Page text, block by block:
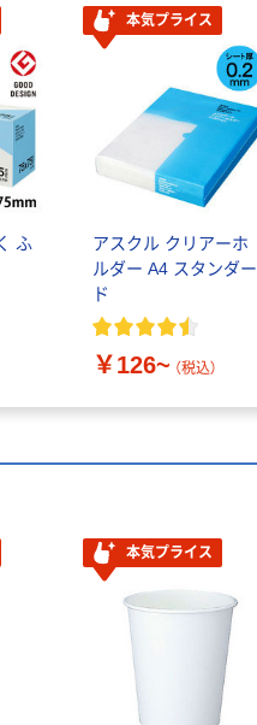
ふ
本気プライス
アスクル クリアーホ
ルダー A4 スタンダー
ド
￥126~ （税込）
本気プライス